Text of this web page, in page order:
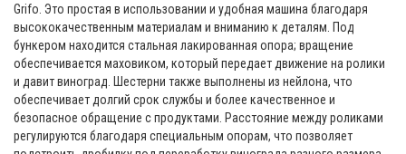
Grifo. Это простая в использовании и удобная машина благодаря
высококачественным материалам и вниманию к деталям. Под
бункером находится стальная лакированная опора; вращение
обеспечивается маховиком, который передает движение на ролики
и давит виноград. Шестерни также выполнены из нейлона, что
обеспечивает долгий срок службы и более качественное и
безопасное обращение с продуктами. Расстояние между роликами
регулируются благодаря специальным опорам, что позволяет